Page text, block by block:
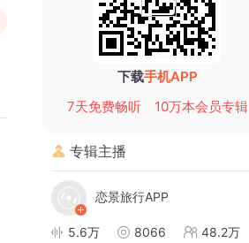
下载手机APP
7天免费畅听
10万本会员专辑
专辑主播
恋景旅行APP
5.6万 8066 48.2万